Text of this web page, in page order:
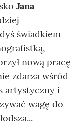
Jana
świadkiem
nową pracę
zdarza wśród
artystyczny i
wagę do